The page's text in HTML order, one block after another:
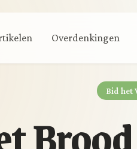
Overdenkingen
Bid het